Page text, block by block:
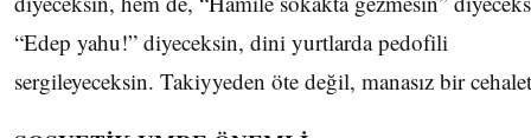
“Edep yahu!” diyeceksin, dini yurtlarda pedofili
sergileyeceksin. Takiyyeden öte değil, manasız bir